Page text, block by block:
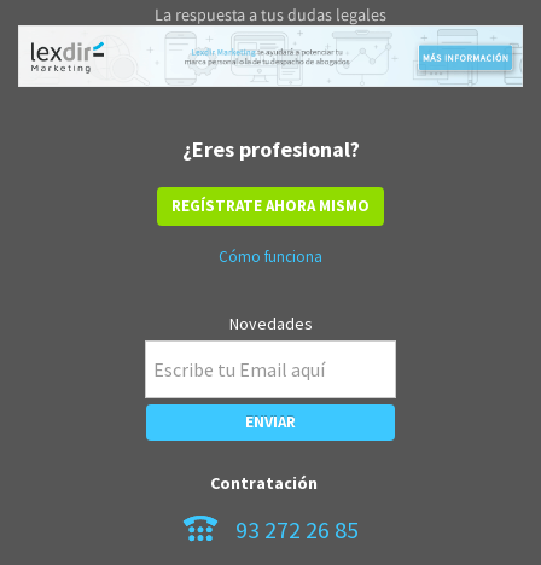
¿Eres profesional?
REGÍSTRATE AHORA MISMO
Cómo funciona
Novedades
Contratación
93 272 26 85